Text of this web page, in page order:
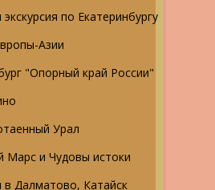
по Екатеринбургу
Азии
"Опорный край России"
Урал
Марс и Чудовы истоки
в Далматово, Катайск